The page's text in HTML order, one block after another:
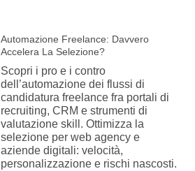
Automazione Freelance: Davvero
Accelera La Selezione?
Scopri i pro e i contro
dell’automazione dei flussi di
candidatura freelance fra portali di
recruiting, CRM e strumenti di
valutazione skill. Ottimizza la
selezione per web agency e
aziende digitali: velocità,
personalizzazione e rischi nascosti.